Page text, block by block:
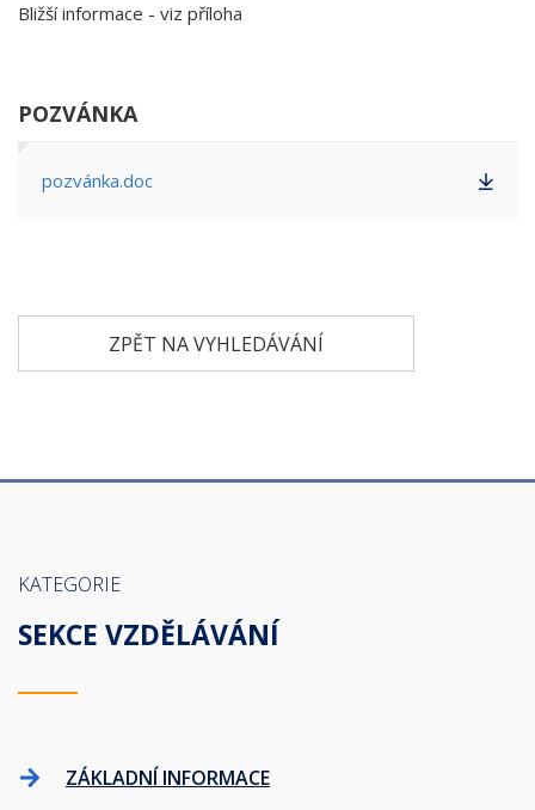
Bližší informace - viz příloha
POZVÁNKA
pozvánka.doc
ZPĚT NA VYHLEDÁVÁNÍ
KATEGORIE
SEKCE VZDĚLÁVÁNÍ
ZÁKLADNÍ INFORMACE